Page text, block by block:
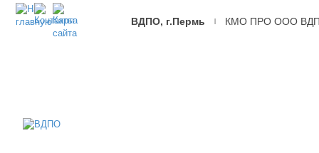
ВДПО, г.Пермь КМО ПРО ООО